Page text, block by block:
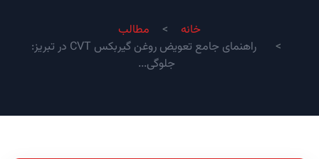
خانه
مطالب
راهنمای جامع تعویض روغن گیربکس CVT در تبریز:
جلوگی...